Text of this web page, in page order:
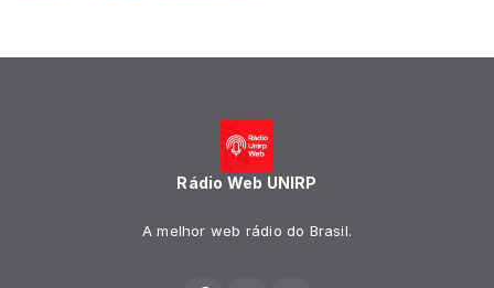
Rádio Web UNIRP
A melhor web rádio do Brasil.